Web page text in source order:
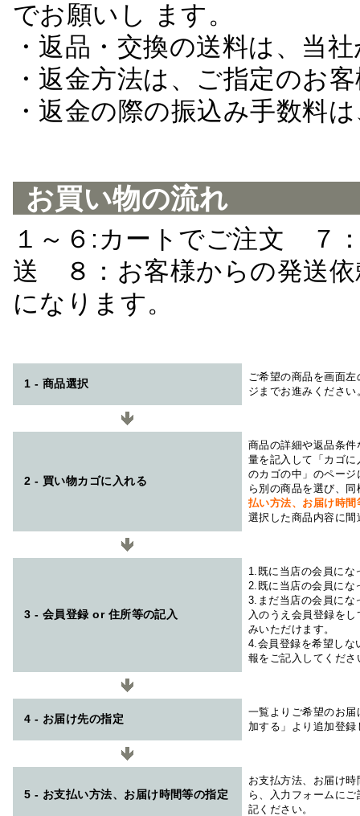
でお願いし ます。
・返品・交換の送料は、当
・返金方法は、ご指定のお
・返金の際の振込み手数料
お買い物の流れ
１～６:カートでご注文 ７
送 ８：お客様からの発送
になります。
1 - 商品選択
ご希望の商品を画面
ジまでお進みください
2 - 買い物カゴに入れる
商品の詳細や返品条
量を記入して「カゴ
のカゴの中」のペー
ら別の商品を選び、
払い方法、お届け時
選択した商品内容に
3 - 会員登録 or 住所等の記入
1.既に当店の会員にな
2.既に当店の会員にな
3.まだ当店の会員にな
入のうえ会員登録を
みいただけます。
4.会員登録を希望しな
報をご記入してくださ
4 - お届け先の指定
一覧よりご希望のお
加する」より追加登
5 - お支払い方法、お届け時間等の指定
お支払方法、お届け
ら、入力フォームに
記ください。